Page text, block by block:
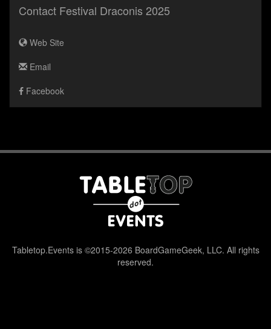
Contact Festival Draconis 2025
Web Site
Email
Facebook
Tabletop.Events is ©2015-2026 BoardGameGeek, LLC. All rights
reserved.